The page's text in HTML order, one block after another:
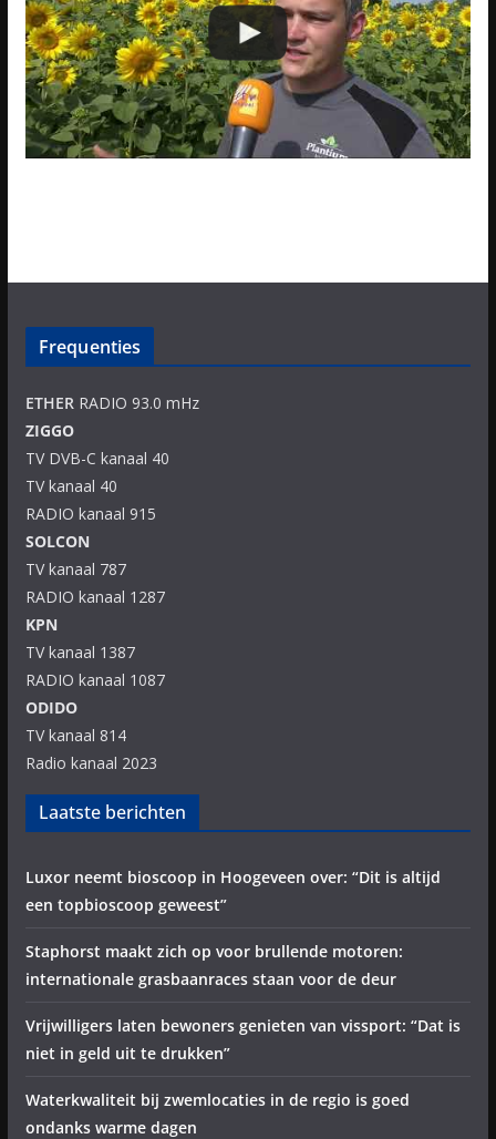
Frequenties
ETHERRADIO 93.0 mHz
ZIGGO
TV DVB-C kanaal 40
TV kanaal 40
RADIO kanaal 915
SOLCON
TV kanaal 787
RADIO kanaal 1287
KPN
TV kanaal 1387
RADIO kanaal 1087
ODIDO
TV kanaal 814
Radio kanaal 2023
Laatste berichten
Luxor neemt bioscoop in Hoogeveen over: “Dit is altijd
een topbioscoop geweest”
Staphorst maakt zich op voor brullende motoren:
internationale grasbaanraces staan voor de deur
Vrijwilligers laten bewoners genieten van vissport: “Dat is
niet in geld uit te drukken”
Waterkwaliteit bij zwemlocaties in de regio is goed
ondanks warme dagen